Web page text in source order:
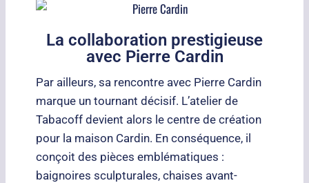
La collaboration prestigieuse
avec Pierre Cardin
Par ailleurs, sa rencontre avec Pierre Cardin
marque un tournant décisif. L’atelier de
Tabacoff devient alors le centre de création
pour la maison Cardin. En conséquence, il
conçoit des pièces emblématiques :
baignoires sculpturales, chaises avant-